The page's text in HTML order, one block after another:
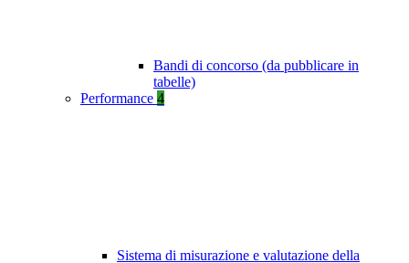
Bandi di concorso (da pubblicare in
tabelle)
Performance 4
Sistema di misurazione e valutazione della